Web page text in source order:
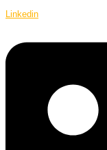
Linkedin